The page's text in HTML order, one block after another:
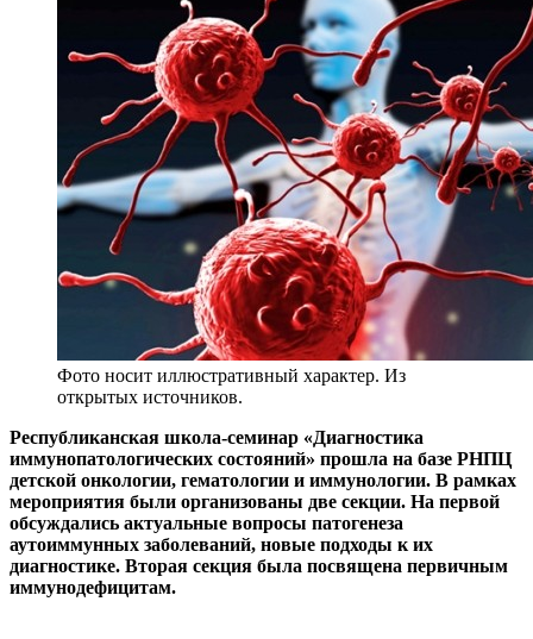
Фото носит иллюстративный характер. Из
открытых источников.
Республиканская школа-семинар «Диагностика
иммунопатологических состояний» прошла на базе РНПЦ
детской онкологии, гематологии и иммунологии. В рамках
мероприятия были организованы две секции. На первой
обсуждались актуальные вопросы патогенеза
аутоиммунных заболеваний, новые подходы к их
диагностике. Вторая секция была посвящена первичным
иммунодефицитам.